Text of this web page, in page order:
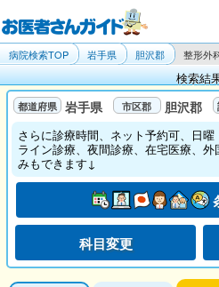
病院検索TOP 岩手県 胆沢郡 整形外
検索結
岩手県 胆沢郡
さらに診療時間、ネット予約可、日
ライン診療、夜間診療、在宅医療、
みもできます↓
科目変更